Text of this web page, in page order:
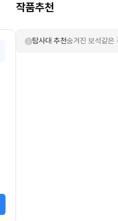
작품추천
탐사대 추천숨겨진 보석같은